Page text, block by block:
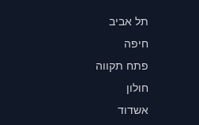
תל אביב
חיפה
פתח תקווה
חולון
אשדוד